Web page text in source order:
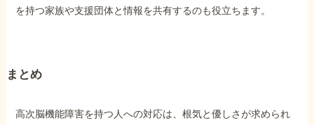
を持つ家族や支援団体と情報を共有するのも役立ちます。
まとめ
高次脳機能障害を持つ人への対応は、根気と優しさが求められ